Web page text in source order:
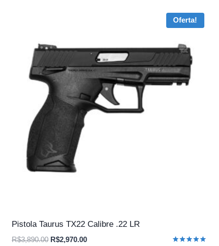
Oferta!
Pistola Taurus TX22 Calibre .22 LR
R$3,890.00 O
R$2,970.00O